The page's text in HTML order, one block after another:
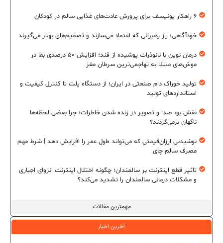
مهمترین مقالات
۶ راهکار یونیسف برای پرورش عادت‌های غذایی سالم در کودکان
خودآگاهی؛ راز رهبرانی که اعتماد می‌سازند و تصمیم‌های بهتر می‌گیرند
درمان نوین با نانوذرات پوشیده از قند؛ افزایش ۵۰ درصدی بقا در
موش‌های مبتلا به تهاجمی‌ترین سرطان مغز
تولید خوراک دام صنعتی در ایران؛ از دستگاه پلت تا کنترل کیفیت و
استانداردهای تولید
نقش بو، صدا و تصویر در زنده شدن خاطرات؛ چرا بعضی لحظه‌ها
ناگهان برمی‌گردند؟
نوشیدنی ارزان‌قیمتی که می‌تواند طول عمر را افزایش دهد | شرط مهم
مصرف سالم چای
تاثیر قطع اینترنت بر سالمندان؛ چگونه اختلال اینترنت انزوای اجباری
و مشکلات درمانی سالمندان را تشدید می‌کند؟
آخرین اخبار